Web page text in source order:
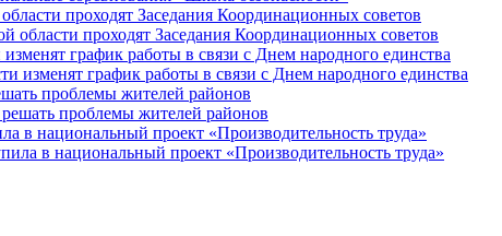
проходят Заседания Координационных советов
график работы в связи с Днем народного единства
проблемы жителей районов
в национальный проект «Производительность труда»